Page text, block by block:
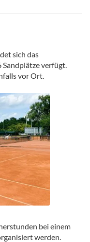
sich das
Sandplätze verfügt.
vor Ort.
bei einem
werden.